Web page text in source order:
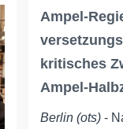
Ampel-
kritisches
Ampel-
Berlin (ots) -